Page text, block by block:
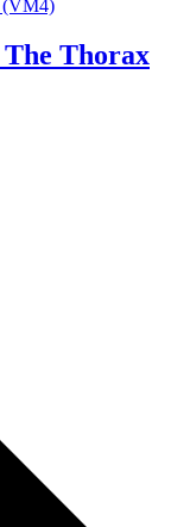
Thorax